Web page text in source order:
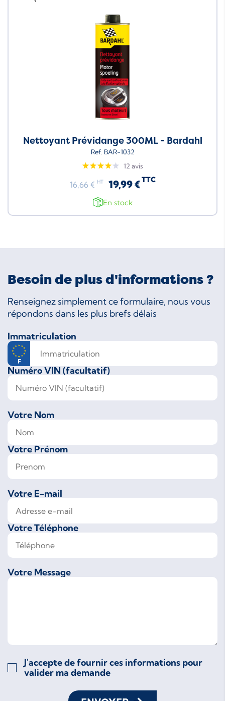
Nettoyant Prévidange 300ML - Bardahl
Ref. BAR-1032
12 avis
16,66 € HT 19,99 € TTC
En stock
Besoin de plus d'informations ?
Renseignez simplement ce formulaire, nous vous
répondons dans les plus brefs délais
Immatriculation
Numéro VIN (facultatif)
Votre Nom
Votre Prénom
Votre E-mail
Votre Téléphone
Votre Message
J'accepte de fournir ces informations pour
valider ma demande